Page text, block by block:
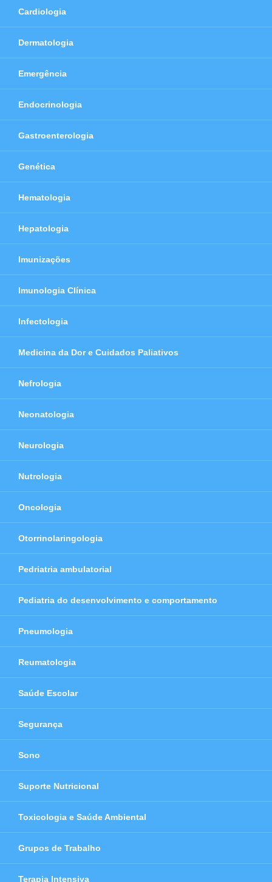
Cardiologia
Dermatologia
Emergência
Endocrinologia
Gastroenterologia
Genética
Hematologia
Hepatologia
Imunizações
Imunologia Clínica
Infectologia
Medicina da Dor e Cuidados Paliativos
Nefrologia
Neonatologia
Neurologia
Nutrologia
Oncologia
Otorrinolaringologia
Pedriatria ambulatorial
Pediatria do desenvolvimento e comportamento
Pneumologia
Reumatologia
Saúde Escolar
Segurança
Sono
Suporte Nutricional
Toxicologia e Saúde Ambiental
Grupos de Trabalho
Terapia Intensiva